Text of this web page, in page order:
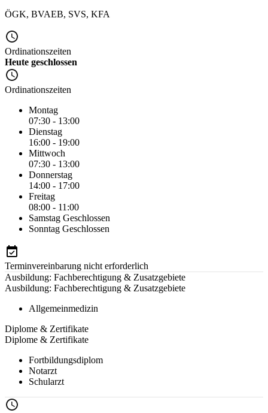
ÖGK, BVAEB, SVS, KFA
Ordinationszeiten
Heute geschlossen
Ordinationszeiten
Montag
07:30 - 13:00
Dienstag
16:00 - 19:00
Mittwoch
07:30 - 13:00
Donnerstag
14:00 - 17:00
Freitag
08:00 - 11:00
Samstag Geschlossen
Sonntag Geschlossen
Terminvereinbarung nicht erforderlich
Ausbildung: Fachberechtigung & Zusatzgebiete
Ausbildung: Fachberechtigung & Zusatzgebiete
Allgemeinmedizin
Diplome & Zertifikate
Diplome & Zertifikate
Fortbildungsdiplom
Notarzt
Schularzt